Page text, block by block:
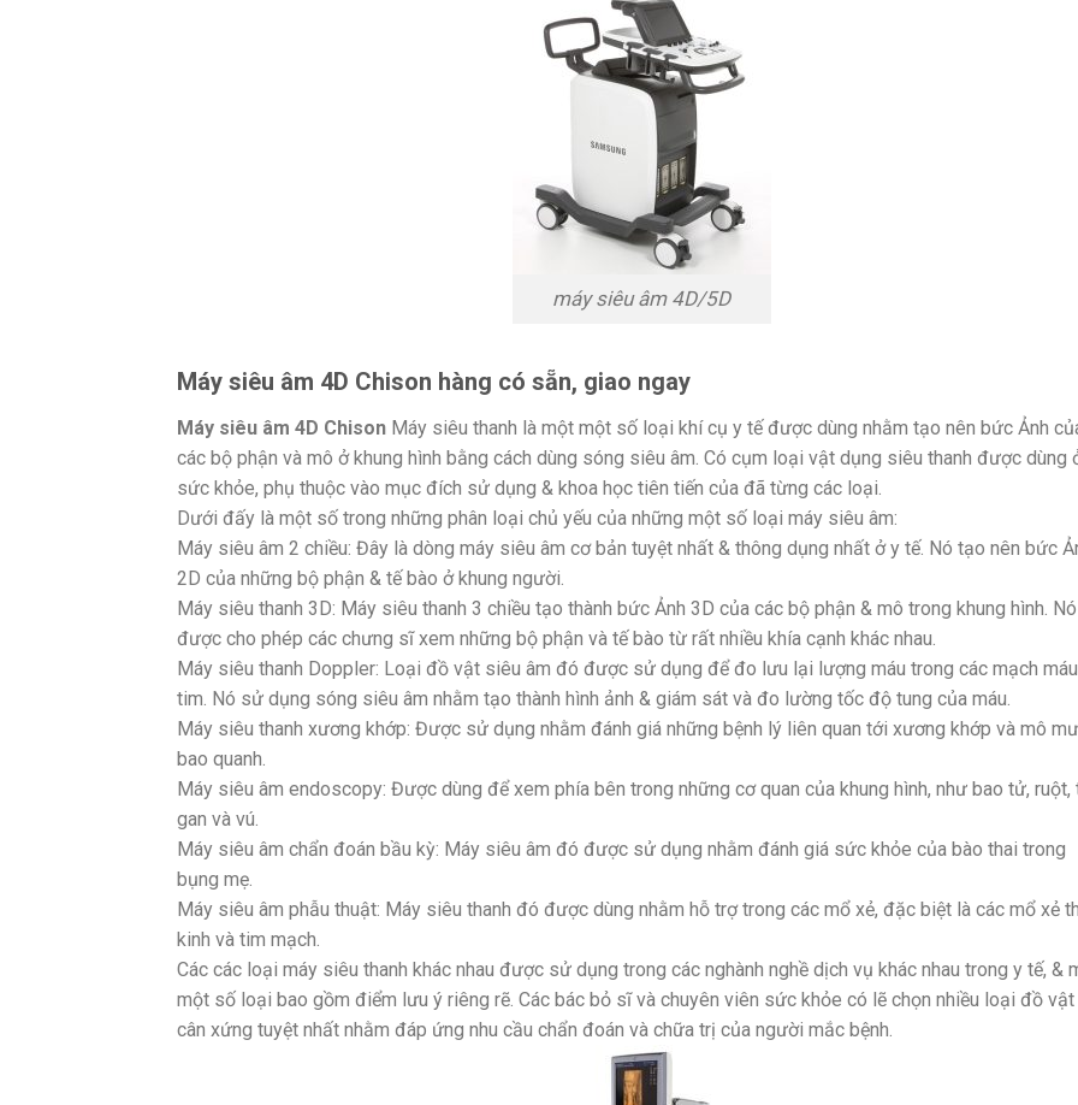
máy siêu âm 4D/5D
Máy siêu âm 4D Chison hàng có sẵn, giao ngay
Máy siêu âm 4D Chison Máy siêu thanh là một một số loại khí cụ y tế được dùng nhằm tạo nên bức Ảnh
các bộ phận và mô ở khung hình bằng cách dùng sóng siêu âm. Có cụm loại vật dụng siêu thanh được dùng
sức khỏe, phụ thuộc vào mục đích sử dụng & khoa học tiên tiến của đã từng các loại.
Dưới đấy là một số trong những phân loại chủ yếu của những một số loại máy siêu âm:
Máy siêu âm 2 chiều: Đây là dòng máy siêu âm cơ bản tuyệt nhất & thông dụng nhất ở y tế. Nó tạo nên bức
2D của những bộ phận & tế bào ở khung người.
Máy siêu thanh 3D: Máy siêu thanh 3 chiều tạo thành bức Ảnh 3D của các bộ phận & mô trong khung hình. Nó
được cho phép các chưng sĩ xem những bộ phận và tế bào từ rất nhiều khía cạnh khác nhau.
Máy siêu thanh Doppler: Loại đồ vật siêu âm đó được sử dụng để đo lưu lại lượng máu trong các mạch
tim. Nó sử dụng sóng siêu âm nhằm tạo thành hình ảnh & giám sát và đo lường tốc độ tung của máu.
Máy siêu thanh xương khớp: Được sử dụng nhằm đánh giá những bệnh lý liên quan tới xương khớp và mô
bao quanh.
Máy siêu âm endoscopy: Được dùng để xem phía bên trong những cơ quan của khung hình, như bao tử, ruột,
gan và vú.
Máy siêu âm chẩn đoán bầu kỳ: Máy siêu âm đó được sử dụng nhằm đánh giá sức khỏe của bào thai trong
bụng mẹ.
Máy siêu âm phẫu thuật: Máy siêu thanh đó được dùng nhằm hỗ trợ trong các mổ xẻ, đặc biệt là các mổ xẻ
kinh và tim mạch.
Các các loại máy siêu thanh khác nhau được sử dụng trong các nghành nghề dịch vụ khác nhau trong y tế, &
một số loại bao gồm điểm lưu ý riêng rẽ. Các bác bỏ sĩ và chuyên viên sức khỏe có lẽ chọn nhiều loại đồ vật
cân xứng tuyệt nhất nhằm đáp ứng nhu cầu chẩn đoán và chữa trị của người mắc bệnh.